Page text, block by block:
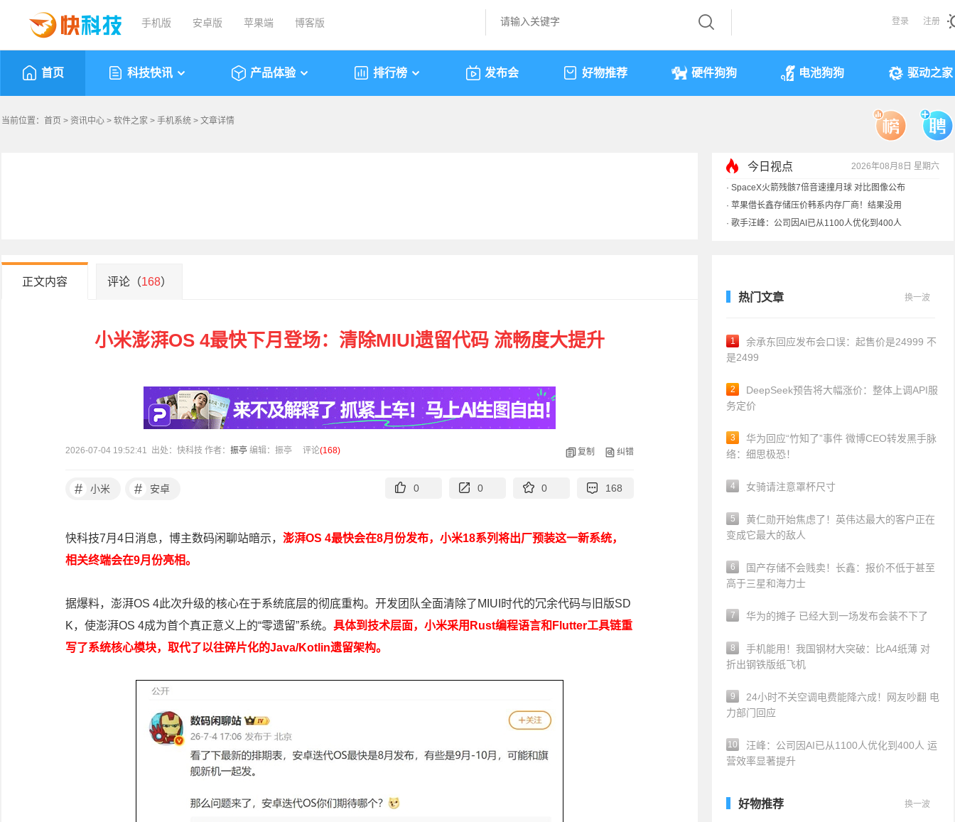
手机版 安卓版 苹果端 博客版 登录 注册
首页 科技快讯 产品体验 排行榜 发布会 好物推荐 硬件狗狗 电池狗狗 驱动之家
当前位置： 首页 > 资讯中心 > 软件之家 > 手机系统 > 文章详情
今日视点 2026年08月8日 星期六
·SpaceX火箭残骸7倍音速撞月球 对比图像公布
· 苹果借长鑫存储压价韩系内存厂商！结果没用
· 歌手汪峰：公司因AI已从1100人优化到400人
· 索尼旗舰电视上市：115寸、149999元
正文内容 评论（168）
小米澎湃OS 4最快下月登场：清除MIUI遗留代码 流畅度大提升
2026-07-04 19:52:41 出处：快科技 作者： 振亭 编辑：振亭 评论(168) 复制 纠错
# 小米 # 安卓 0 0 0 168
快科技7月4日消息，博主数码闲聊站暗示， 澎湃OS 4最快会在8月份发布，小米18系列将出厂预装这一新系统，
相关终端会在9月份亮相。
据爆料，澎湃OS 4此次升级的核心在于系统底层的彻底重构。开发团队全面清除了MIUI时代的冗余代码与旧版SD
K，使澎湃OS 4成为首个真正意义上的“零遗留”系统。 具体到技术层面，小米采用Rust编程语言和Flutter工具链重
写了系统核心模块，取代了以往碎片化的Java/Kotlin遗留架构。
热门文章 换一波
1
余承东回应发布会口误：起售价是24999 不
是2499
2
DeepSeek预告将大幅涨价：整体上调API服
务定价
3
华为回应“竹知了”事件 微博CEO转发黑手脉
络：细思极恐！
4 女骑请注意罩杯尺寸
5
黄仁勋开始焦虑了！英伟达最大的客户正在
变成它最大的敌人
6
国产存储不会贱卖！长鑫：报价不低于甚至
高于三星和海力士
7 华为的摊子 已经大到一场发布会装不下了
8
手机能用！我国钢材大突破：比A4纸薄 对
折出钢铁版纸飞机
9
24小时不关空调电费能降六成！网友吵翻 电
力部门回应
10
汪峰：公司因AI已从1100人优化到400人 运
营效率显著提升
好物推荐 换一波